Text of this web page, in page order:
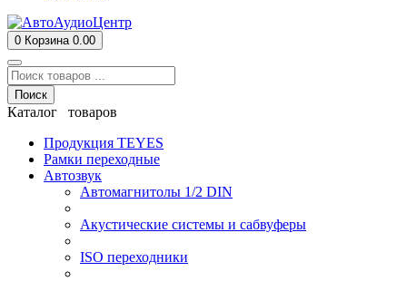
0 Корзина 0.00
Поиск
Каталог товаров
Продукция TEYES
Рамки переходные
Автозвук
Автомагнитолы 1/2 DIN
Акустические системы и сабвуферы
ISO переходники